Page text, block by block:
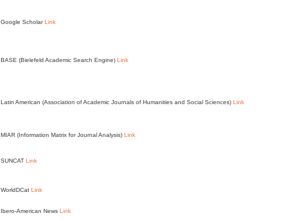
Google ScholarLink
BASE (Bielefeld Academic Search Engine)Link
Latin American (Association of Academic Journals of Humanities and Social Sciences)Link
MIAR (Information Matrix for Journal Analysis)Link
SUNCATLink
WorldDCatLink
Ibero-American NewsLink